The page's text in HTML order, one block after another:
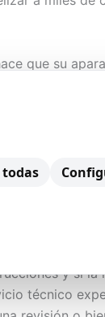
que su
Nuestra
tipos y
equipo, así sea
revolución
cada una de
y si la
técnico
todas